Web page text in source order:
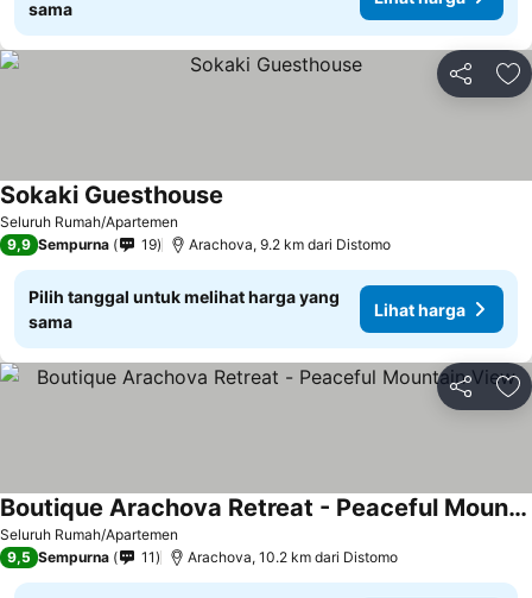
sama
Bagikan
Seluruh Rumah/Apartemen
Sokaki Guesthouse
9,9 Sempurna 19 Arachova, 9.2 km dari Distomo
Pilih tanggal untuk melihat harga yang
sama
Lihat harga
Bagikan
Seluruh Rumah/Apartemen
Boutique Arachova Retreat - Peaceful Mountain View
Lihat harga
9,5 Sempurna 11 Arachova, 10.2 km dari Distomo